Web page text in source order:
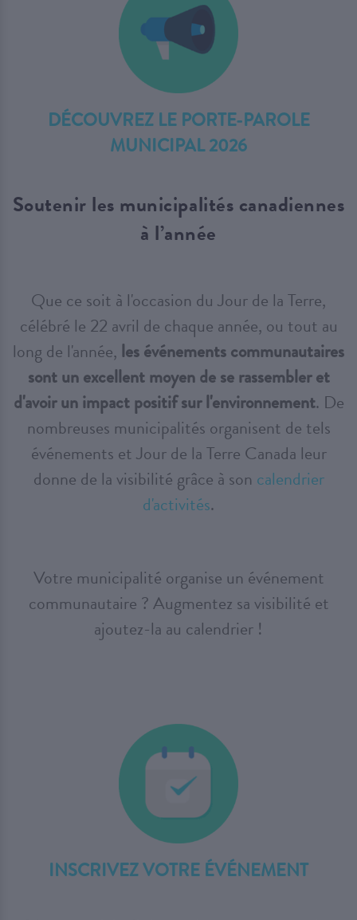
DÉCOUVREZ LE PORTE-PAROLE
MUNICIPAL 2026
Soutenir les municipalités canadiennes
à l’année
Que ce soit à l'occasion du Jour de la Terre,
célébré le 22 avril de chaque année, ou tout au
long de l'année, les événements communautaires
sont un excellent moyen de se rassembler et
d'avoir un impact positif sur l'environnement. De
nombreuses municipalités organisent de tels
événements et Jour de la Terre Canada leur
donne de la visibilité grâce à son calendrier
d'activités.
Votre municipalité organise un événement
communautaire ? Augmentez sa visibilité et
ajoutez-la au calendrier !
INSCRIVEZ VOTRE ÉVÉNEMENT